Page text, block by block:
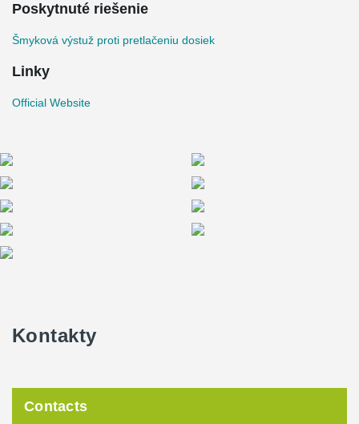
Poskytnuté riešenie
Šmyková výstuž proti pretlačeniu dosiek
Linky
Official Website
Kontakty
Contacts